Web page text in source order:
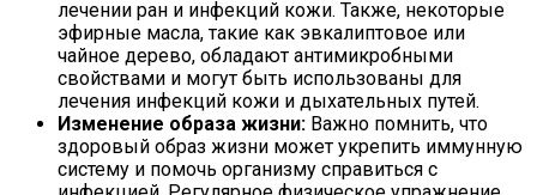
лечении ран и инфекций кожи. Также, некоторые
эфирные масла, такие как эвкалиптовое или
чайное дерево, обладают антимикробными
свойствами и могут быть использованы для
лечения инфекций кожи и дыхательных путей.
Изменение образа жизни: Важно помнить, что
здоровый образ жизни может укрепить иммунную
систему и помочь организму справиться с